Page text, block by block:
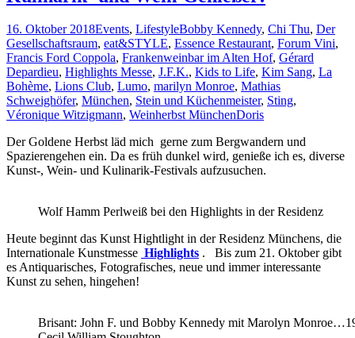
16. Oktober 2018Events, LifestyleBobby Kennedy, Chi Thu, Der
Gesellschaftsraum, eat&STYLE, Essence Restaurant, Forum Vini,
Francis Ford Coppola, Frankenweinbar im Alten Hof, Gérard
Depardieu, Highlights Messe, J.F.K., Kids to Life, Kim Sang, La
Bohème, Lions Club, Lumo, marilyn Monroe, Mathias
Schweighöfer, München, Stein und Küchenmeister, Sting,
Véronique Witzigmann, Weinherbst MünchenDoris
Der Goldene Herbst läd mich gerne zum Bergwandern und
Spazierengehen ein. Da es früh dunkel wird, genieße ich es, diverse
Kunst-, Wein- und Kulinarik-Festivals aufzusuchen.
Wolf Hamm Perlweiß bei den Highlights in der Residenz
Heute beginnt das Kunst Hightlight in der Residenz Münchens, die
Internationale Kunstmesse Highlights . Bis zum 21. Oktober gibt
es Antiquarisches, Fotografisches, neue und immer interessante
Kunst zu sehen, hingehen!
Brisant: John F. und Bobby Kennedy mit Marolyn